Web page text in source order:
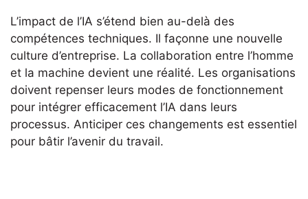
L’impact de l’IA s’étend bien au-delà des
compétences techniques. Il façonne une nouvelle
culture d’entreprise. La collaboration entre l’homme
et la machine devient une réalité. Les organisations
doivent repenser leurs modes de fonctionnement
pour intégrer efficacement l’IA dans leurs
processus. Anticiper ces changements est essentiel
pour bâtir l’avenir du travail.